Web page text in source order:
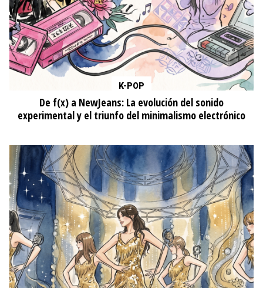
K-POP
De f(x) a NewJeans: La evolución del sonido
experimental y el triunfo del minimalismo electrónico